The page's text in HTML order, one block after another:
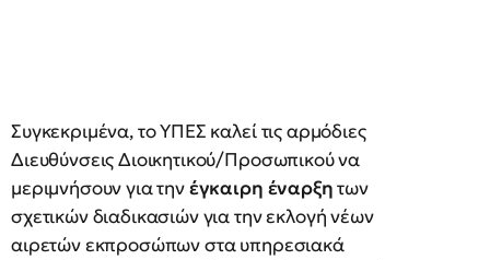
Συγκεκριμένα, το ΥΠΕΣ καλεί τις αρμόδιες
Διευθύνσεις Διοικητικού/Προσωπικού να
μεριμνήσουν για τηνέγκαιρη έναρξητων
σχετικών διαδικασιών για την εκλογή νέων
αιρετών εκπροσώπων στα υπηρεσιακά